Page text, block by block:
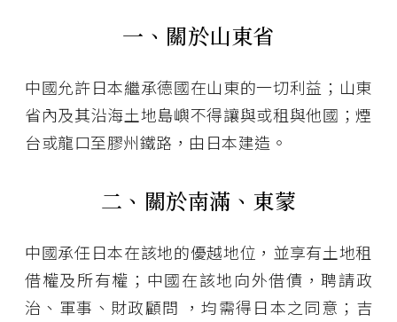
一、關於山東省
中國允許日本繼承德國在山東的一切利益；山東
省內及其沿海土地島嶼不得讓與或租與他國；煙
台或龍口至膠州鐵路，由日本建造。
二、關於南滿、東蒙
中國承任日本在該地的優越地位，並享有土地租
借權及所有權；中國在該地向外借債，聘請政
治、軍事、財政顧問 ，均需得日本之同意；吉